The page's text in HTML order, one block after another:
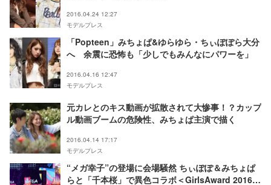
2016.04.24 12:27
モデルプレス
「Popteen」みちょぱ&ゆらゆら・ちぃぽぽら大分
へ 余震に恐怖も「少しでもみんなにパワーを」
2016.04.16 12:47
モデルプレス
元カレとのキス動画が拡散されて大惨事！？カップ
ル動画ブームの危険性、みちょぱ主演で描く
2016.04.14 17:17
モデルプレス
“メガ幸子”の登場に会場騒然 ちぃぽぽ＆みちょぱ
らと「千本桜」で異色コラボ＜GirlsAward 2016 S